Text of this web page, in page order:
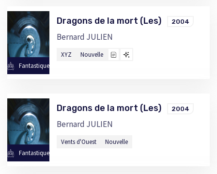
Fantastique
Dragons de la mort (Les) 2004
Bernard JULIEN
XYZ Nouvelle
Fantastique
Dragons de la mort (Les) 2004
Bernard JULIEN
Vents d'Ouest Nouvelle